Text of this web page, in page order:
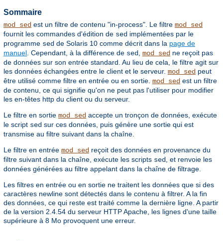
Sommaire
mod_sed est un filtre de contenu "in-process". Le filtre mod_sed
fournit les commandes d'édition de sed implémentées par le
programme sed de Solaris 10 comme décrit dans la page de
manuel . Cependant, à la différence de sed mod_sed ne reçoit pas
de données sur son entrée standard. Au lieu de cela, le filtre agit sur
les données échangées entre le client et le serveur. mod_sed peut
être utilisé comme filtre en entrée ou en sortie. mod_sed est un filtre
de contenu, ce qui signifie qu'on ne peut pas l'utiliser pour modifier
les en-têtes http du client ou du serveur.
Le filtre en sortie mod_sed accepte un tronçon de données, exécute
le script sed sur ces données, puis génère une sortie qui est
transmise au filtre suivant dans la chaîne.
Le filtre en entrée mod_sed reçoit des données en provenance du
filtre suivant dans la chaîne, exécute les scripts sed
, et renvoie les
données générées au filtre appelant dans la chaîne de filtrage.
Les filtres en entrée ou en sortie ne traitent les données que si des
caractères newline sont détectés dans le contenu à filtrer. A la fin
des données, ce qui reste est traité comme la dernière ligne. A partir
de la version 2.4.54 du serveur HTTP Apache, les lignes d'une taille
supérieure à 8 Mo provoquent une erreur.